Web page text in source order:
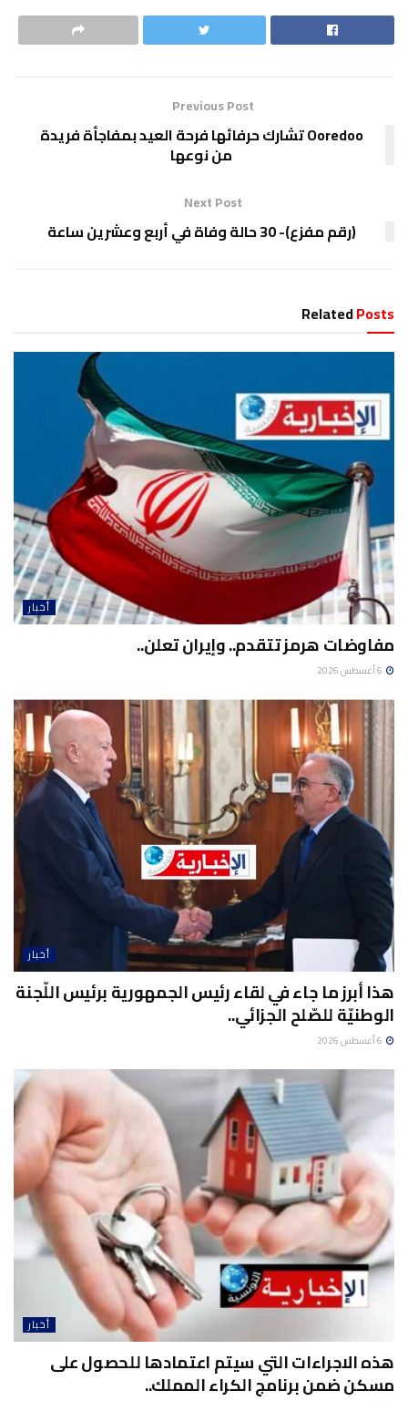
Previous Post
Ooredoo تشارك حرفائها فرحة العيد بمفاجأة فريدة
من نوعها
Next Post
(رقم مفزع)- 30 حالة وفاة في أربع وعشرين ساعة
RelatedPosts
أخبار
مفاوضات هرمز تتقدم.. وإيران تعلن..
أخبار
هذا أبرز ما جاء في لقاء رئيس الجمهورية برئيس اللّجنة
الوطنيّة للصّلح الجزائي..
أخبار
هذه الاجراءات التي سيتم اعتمادها للحصول على
مسكن ضمن برنامج الكراء المملك..